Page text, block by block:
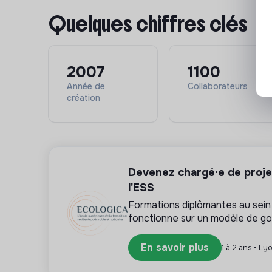
Entretien en visio avec notre équipe
Tests et vérification des références.
professionnalisme se conjuguent pour offrir à
Avec passion, nous innovons et privilégions la
Baptiste RICHARD
Directeur d'agence
Quelques chiffres clés
2007
Année de
création
1100
Collaborateurs
Devenez chargé·e de
l'ESS
Formations diplômantes au
fonctionne sur un modèle de
En savoir plus 1 à 2 ans •